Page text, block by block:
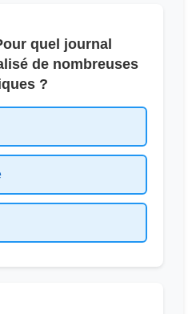
quel journal
de nombreuses
?